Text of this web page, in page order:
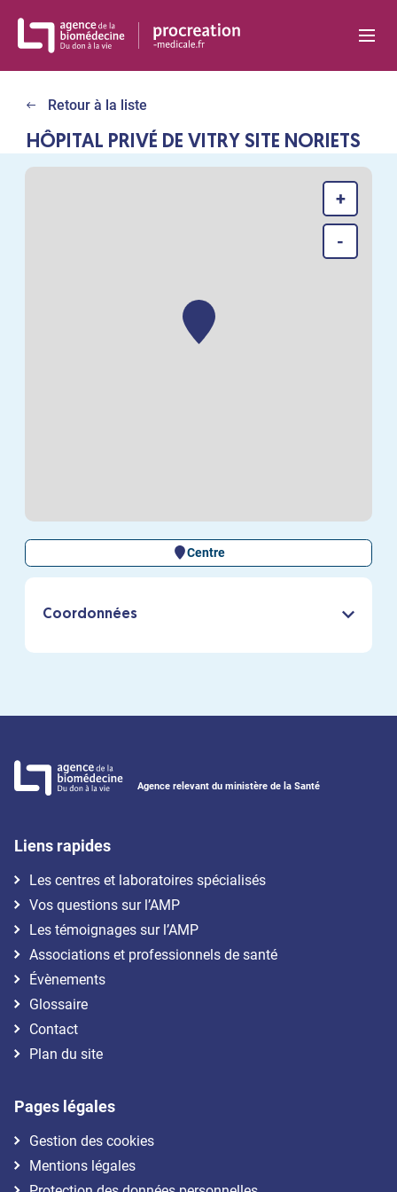
Retour à la liste
HÔPITAL PRIVÉ DE VITRY SITE NORIETS
+
-
Centre
Coordonnées
Agence relevant du ministère de la Santé
Liens rapides
Les centres et laboratoires spécialisés
Vos questions sur l’AMP
Les témoignages sur l’AMP
Associations et professionnels de santé
Évènements
Glossaire
Contact
Plan du site
Pages légales
Gestion des cookies
Mentions légales